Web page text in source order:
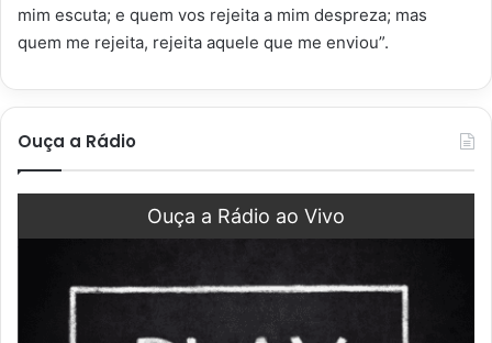
mim escuta; e quem vos rejeita a mim des­preza; mas
quem me rejeita, rejeita aquele que me enviou”.
Ouça a Rádio
Ouça a Rádio ao Vivo